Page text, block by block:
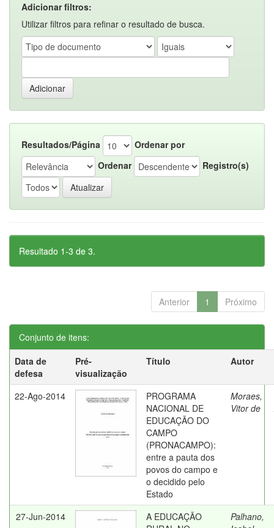
Adicionar filtros:
Utilizar filtros para refinar o resultado de busca.
Resultados/Página
Ordenar por
Ordenar
Registro(s)
Resultado 1-3 de 3.
Anterior 1 Próximo
Conjunto de itens:
Data de
defesa
Pré-
visualização
Título Autor
22-Ago-2014
PROGRAMA
NACIONAL DE
EDUCAÇÃO DO
CAMPO
(PRONACAMPO):
entre a pauta dos
povos do campo e
o decidido pelo
Estado
Moraes,
Vitor de
27-Jun-2014
A EDUCAÇÃO
Palhano,